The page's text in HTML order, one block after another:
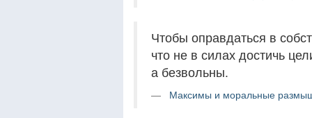
Чтобы оправдаться в
что не в силах достичь
а безвольны.
Максимы и моральные